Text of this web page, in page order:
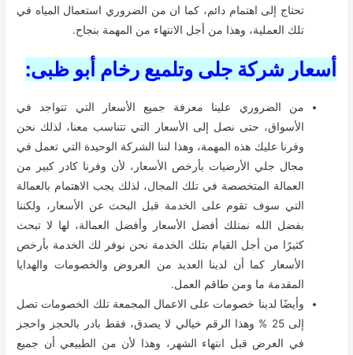
تحتاج إلى اهتمام دائم، كما ان من الضروري استعمال المياه في
تلك العملية، وهذا من أجل الانتهاء من المهمة بنجاح.
أسعار شركة جلى وتلميع رخام أبو ظبى:
من الضروري علينا معرفة جميع الأسعار التي تتواجد في
الأسواق، حتى نصل إلى الأسعار التي تتناسب معنا، لذلك نحن
وفرنا عليك هذه المهمة، وهذا لننا الشركة الوحيدة التي تعمل في
مجال جلي الأرضيات بأرخص الأسعار، لأن وفرنا كادر كبير من
العمالة المتخصصة في تلك المجال، لذلك يجب الاهتمام بالعمالة
التي سوف تقوم على الخدمة قبل البحث عن الأسعار، ولكننا
بفضل الله نمتلك أفضل الأسعار وأفضل العمالة، لها لا تبحث
كثيرًا من أجل القيام بتلك الخدمة نحن نوفر لك الخدمة بأرخص
الأسعار كما أن لدينا العديد من العروض والخصومات والهدايا
المقدمة ما ومن طاقم العمل.
وأيضًا لدينا خصومات على الاعمال المجمعة تلك الخصومات تصل
إلى 25 % وهذا الرقم خيالي لا يصدق، فقط بادر بالحجز واحجز
في العرض قبل انتهاء الشهر، وهذا لأن من الطبيعي أن جميع